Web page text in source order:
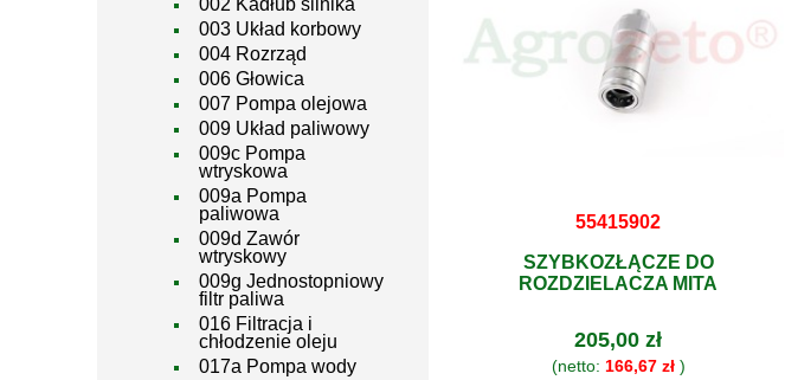
002 Kadłub silnika
003 Układ korbowy
004 Rozrząd
006 Głowica
007 Pompa olejowa
009 Układ paliwowy
009c Pompa
wtryskowa
009a Pompa
paliwowa
009d Zawór
wtryskowy
009g Jednostopniowy
filtr paliwa
016 Filtracja i
chłodzenie oleju
017a Pompa wody
55415902
SZYBKOZŁĄCZE DO
ROZDZIELACZA MITA
205,00 zł
(netto: 166,67 zł)